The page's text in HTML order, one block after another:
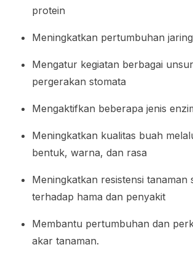
protein
Meningkatkan pertumbuhan
Mengatur kegiatan berbagai
pergerakan stomata
Mengaktifkan beberapa jenis
Meningkatkan kualitas buah
bentuk, warna, dan rasa
Meningkatkan resistensi tanaman
terhadap hama dan penyakit
Membantu pertumbuhan dan
akar tanaman.